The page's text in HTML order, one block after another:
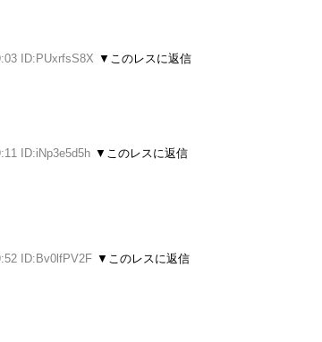
ID:PUxrfsS8X ▼このレスに返信
ID:iNp3e5d5h ▼このレスに返信
ID:Bv0lfPV2F ▼このレスに返信